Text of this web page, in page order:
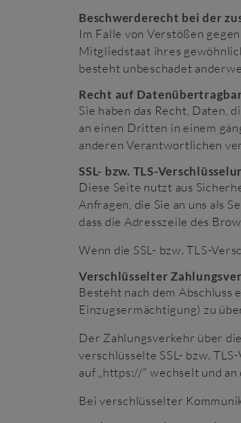
Beschwerde­recht bei der
Im Falle von Verstößen
Mitgliedstaat ihres
besteht unbeschadet
Recht auf
Sie haben das Recht,
an einen Dritten in einem
anderen Verantwortlichen
SSL- bzw. TLS-
Diese Seite nutzt aus
Anfragen, die Sie an uns als
dass die Adresszeile des
Wenn die SSL- bzw. TLS-
Verschlüsselter
Besteht nach dem
Einzugsermächtigung) zu
Der Zahlungsverkehr über
verschlüsselte SSL- bzw.
auf „https://“ wechselt und
Bei verschlüsselter